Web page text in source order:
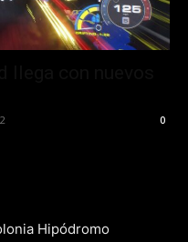
0
Hipódromo